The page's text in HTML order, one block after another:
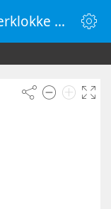
Vekkerklokke 21:58 - Vekkerklokke Online